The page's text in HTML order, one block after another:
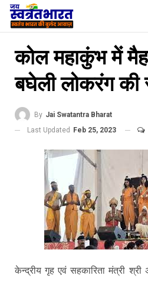
कोल महाकुंभ में
बघेली लोकरंग की
By Jai Swatantra Bharat
Last Updated Feb 25, 2023
केन्द्रीय गृह एवं सहकारिता मंत्री